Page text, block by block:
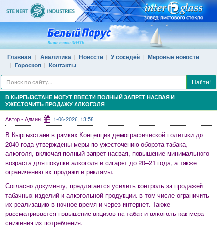
Главная Аналитика Новости У соседей
Мировые новости
Гороскоп
Контакты
Найти!
В КЫРГЫЗСТАНЕ МОГУТ ВВЕСТИ ПОЛНЫЙ ЗАПРЕТ НАСВАЯ И
УЖЕСТОЧИТЬ ПРОДАЖУ АЛКОГОЛЯ
Автор - Админ 1-06-2026, 13:58
В Кыргызстане в рамках Концепции демографической политики до
2040 года утверждены меры по ужесточению оборота табака,
алкоголя, включая полный запрет насвая, повышение минимального
возраста для покупки алкоголя и сигарет до 20–21 года, а также
ограничению их продажи и рекламы.
Согласно документу, предлагается усилить контроль за продажей
табачных изделий и алкогольной продукции, в том числе ограничить
их реализацию в ночное время и через интернет. Также
рассматривается повышение акцизов на табак и алкоголь как мера
снижения их потребления.